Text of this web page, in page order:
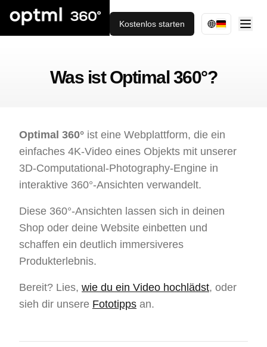
Kostenlos starten
Was ist Optimal 360°?
Optimal 360° ist eine Webplattform, die ein
einfaches 4K-Video eines Objekts mit unserer
3D-Computational-Photography-Engine in
interaktive 360°-Ansichten verwandelt.
Diese 360°-Ansichten lassen sich in deinen
Shop oder deine Website einbetten und
schaffen ein deutlich immersiveres
Produkterlebnis.
Bereit? Lies, wie du ein Video hochlädst, oder
sieh dir unsere Fototipps an.